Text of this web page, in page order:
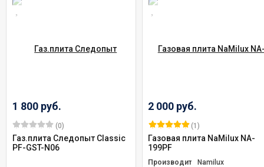
1 800 руб.
(0)
Газ.плита Следопыт Classic
PF-GST-N06
2 000 руб.
(1)
Газовая плита NaMilux NA-
199PF
ПроизводительNamilux